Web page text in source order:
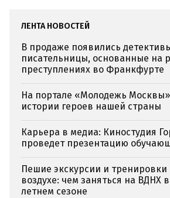
ЛЕНТА НОВОСТЕЙ
В продаже появились
писательницы, основанные на
преступлениях во Франкфурте
На портале «Молодежь
истории героев нашей страны
Карьера в медиа: Киностудия
проведет презентацию
Пешие экскурсии и
воздухе: чем заняться на ВДНХ
летнем сезоне